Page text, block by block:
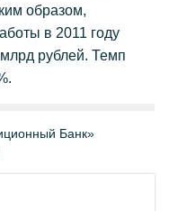
образом,
в 2011 году
рублей. Темп
Банк»